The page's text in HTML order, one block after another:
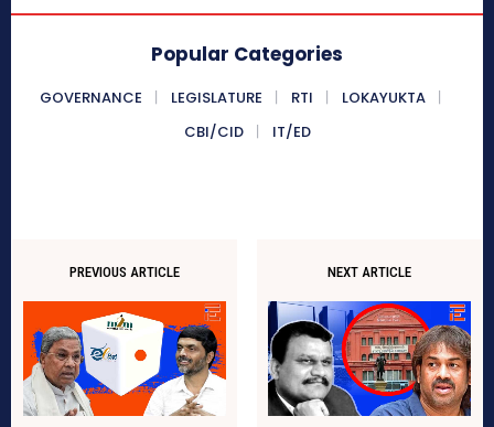
Popular Categories
GOVERNANCE LEGISLATURE RTI
LOKAYUKTA
CBI/CID
IT/ED
PREVIOUS ARTICLE NEXT ARTICLE